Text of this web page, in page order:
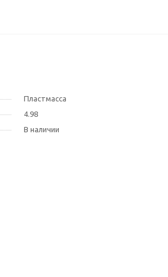
Пластмасса
4.98
В наличии